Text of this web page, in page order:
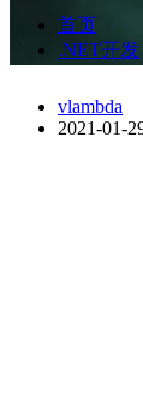
首页
.NET开发
vlambda
2021-01-